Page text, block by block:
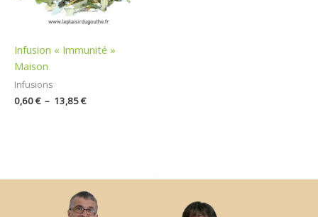
Infusion « Immunité »
Maison
Infusions
0,60€ – 13,85€